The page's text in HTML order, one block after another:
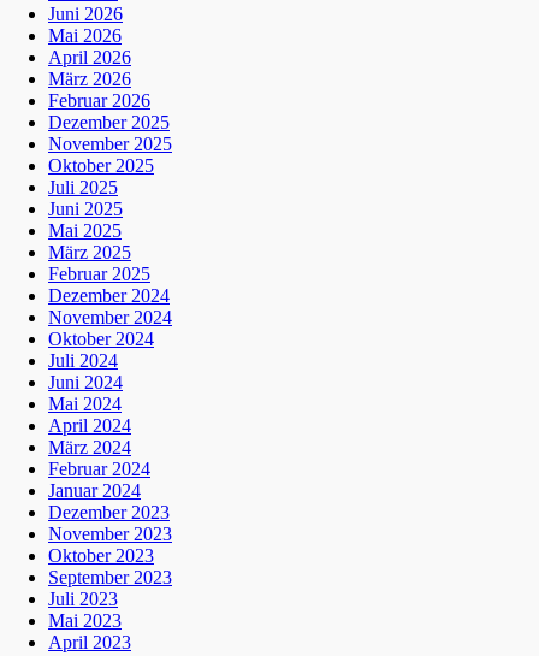
Juni 2026
Mai 2026
April 2026
März 2026
Februar 2026
Dezember 2025
November 2025
Oktober 2025
Juli 2025
Juni 2025
Mai 2025
März 2025
Februar 2025
Dezember 2024
November 2024
Oktober 2024
Juli 2024
Juni 2024
Mai 2024
April 2024
März 2024
Februar 2024
Januar 2024
Dezember 2023
November 2023
Oktober 2023
September 2023
Juli 2023
Mai 2023
April 2023